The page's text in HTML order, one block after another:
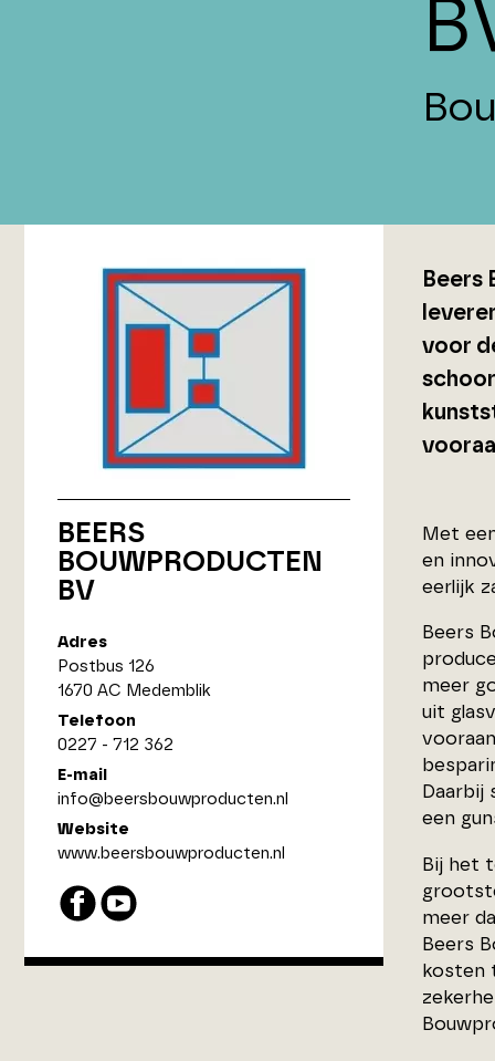
BEERS
BOUWPRODUCTEN
BV
Adres
Postbus 126
1670 AC Medemblik
Telefoon
0227 - 712 362
E-mail
info@beersbouwproducten.nl
Website
www.beersbouwproducten.nl
Beers
voor
Met
en
eerlijk
Beers
meer
uit
een
Bij het
meer
Beers
kosten